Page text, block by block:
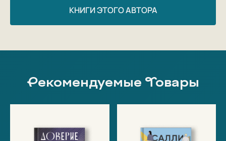
КНИГИ ЭТОГО АВТОРА
Рекомендуемые Товары